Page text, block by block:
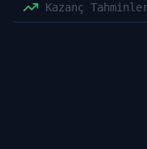
Kazanç